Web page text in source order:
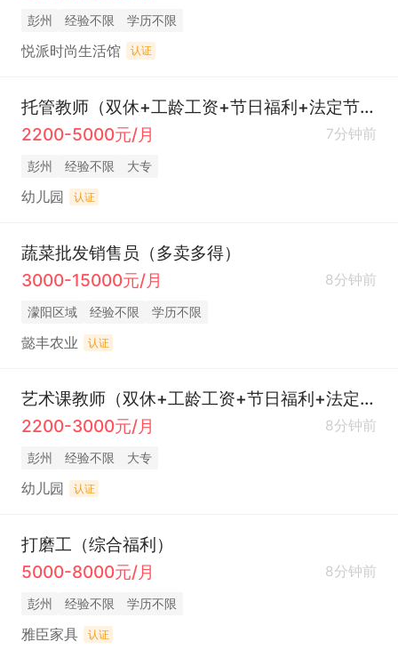
彭州 经验不限 学历不限
悦派时尚生活馆 认证
托管教师（双休+工龄工资+节日福利+法定节假日
2200-5000元/月
7分钟前
彭州 经验不限 大专
幼儿园 认证
蔬菜批发销售员（多卖多得）
3000-15000元/月
8分钟前
濛阳区域 经验不限 学历不限
懿丰农业 认证
艺术课教师（双休+工龄工资+节日福利+法定节假日）
2200-3000元/月
8分钟前
彭州 经验不限 大专
幼儿园 认证
打磨工（综合福利）
5000-8000元/月
8分钟前
彭州 经验不限 学历不限
雅臣家具 认证